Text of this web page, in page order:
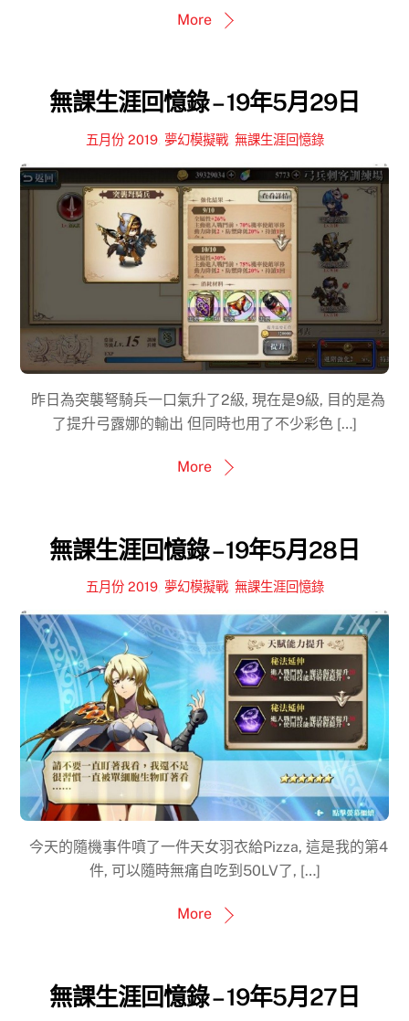
More
無課生涯回憶錄 – 19年5月29日
五月份 2019, 夢幻模擬戰, 無課生涯回憶錄
昨日為突襲弩騎兵一口氣升了2級, 現在是9級, 目的是為
了提升弓露娜的輸出 但同時也用了不少彩色 […]
More
無課生涯回憶錄 – 19年5月28日
五月份 2019, 夢幻模擬戰, 無課生涯回憶錄
今天的隨機事件噴了一件天女羽衣給Pizza, 這是我的第4
件, 可以隨時無痛自吃到50LV了, […]
More
無課生涯回憶錄 – 19年5月27日